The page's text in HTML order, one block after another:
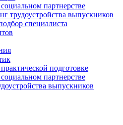
партнерстве
трудоустройства выпускников
специалиста
подготовке
партнерстве
выпускников